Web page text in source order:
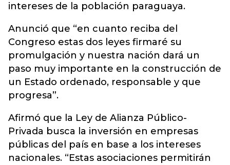
intereses de la población paraguaya.
Anunció que “en cuanto reciba del
Congreso estas dos leyes firmaré su
promulgación y nuestra nación dará un
paso muy importante en la construcción de
un Estado ordenado, responsable y que
progresa”.
Afirmó que la Ley de Alianza Público-
Privada busca la inversión en empresas
públicas del país en base a los intereses
nacionales. “Estas asociaciones permitirán